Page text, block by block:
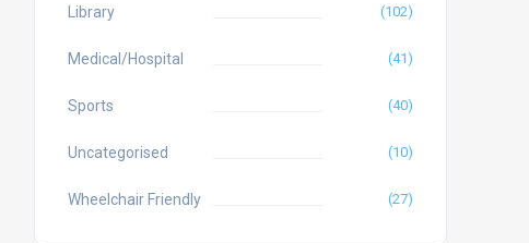
Library (102)
Medical/Hospital (41)
Sports (40)
Uncategorised (10)
Wheelchair Friendly (27)